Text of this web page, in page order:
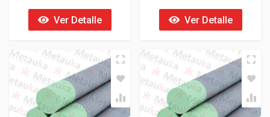
Ver Detalle Ver Detalle